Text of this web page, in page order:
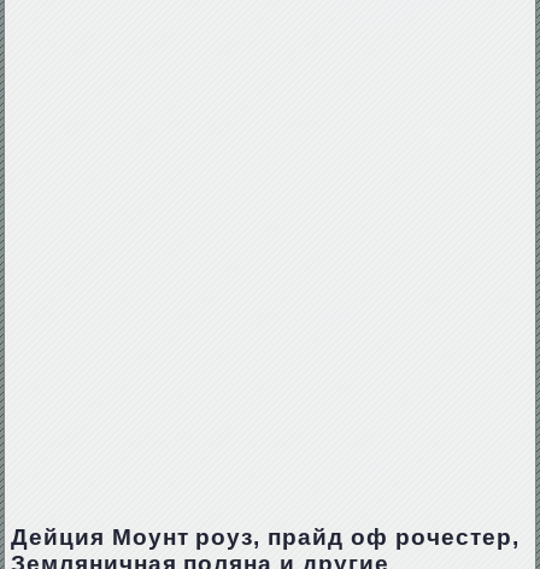
Дейция Моунт роуз, прайд оф рочестер,
Земляничная поляна и другие